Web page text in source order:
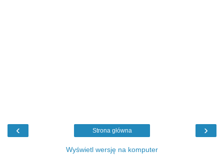
‹ ›
Strona główna
Wyświetl wersję na komputer